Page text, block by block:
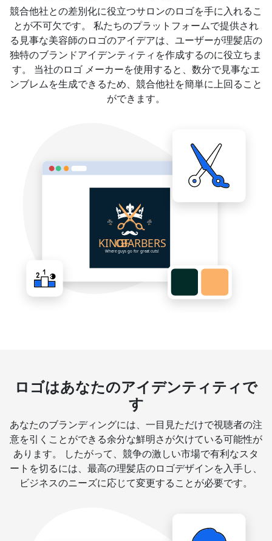
競合他社との差別化に役立つサロンのロゴを手に入れるこ
とが不可欠です。 私たちのプラットフォームで提供され
る見事な美容師のロゴのアイデアは、ユーザーが理髪店の
独特のブランドアイデンティティを作成するのに役立ちま
す。 当社のロゴ メーカーを使用すると、数分で見事なエ
ンブレムを生成できるため、競合他社を簡単に上回ること
ができます。
ロゴはあなたのアイデンティティで
す
あなたのブランディングには、一目見ただけで視聴者の注
意を引くことができる余分な鮮明さが欠けている可能性が
あります。 したがって、競争の激しい市場で有利なスタ
ートを切るには、最高の理髪店のロゴデザインを入手し、
ビジネスのニーズに応じて変更することが必要です。